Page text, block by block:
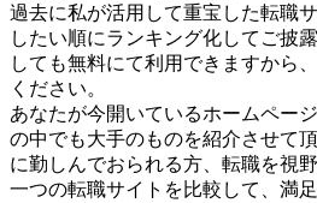
過去に私が活用して重宝した転職
したい順にランキング化してご披
しても無料にて利用できますから
ください。
あなたが今開いているホームペー
の中でも大手のものを紹介させて
に勤しんでおられる方、転職を視
一つの転職サイトを比較して、満